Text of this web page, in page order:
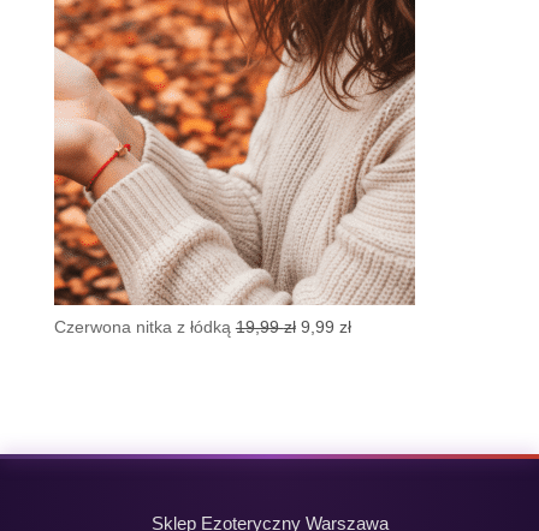
Czerwona nitka z łódką 19,99zł Pierwotna
9,99 złAktualna
Sklep Ezoteryczny Warszawa